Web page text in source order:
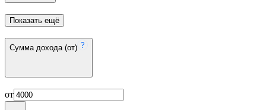
Показать ещё
Сумма дохода (от)
от